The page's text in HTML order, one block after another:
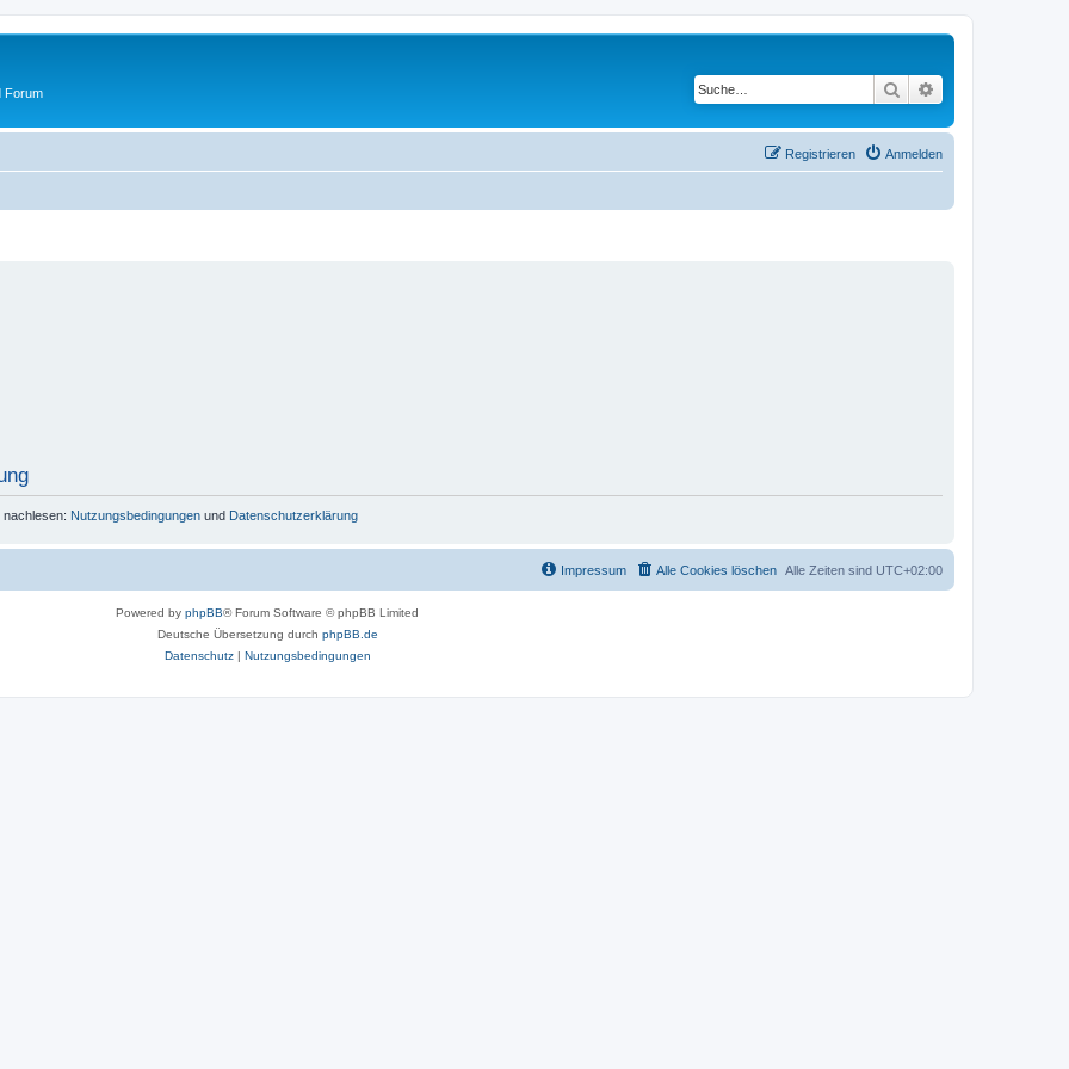
Forum Suche
Anmelden
Registrieren
Nutzungsbedingungen und Datenschutzerklärung
Alle Zeiten sind UTC+02:00
Alle Cookies löschen
Impressum
Powered by phpBB® Forum Software © phpBB Limited
Deutsche Übersetzung durch phpBB.de
Datenschutz| Nutzungsbedingungen